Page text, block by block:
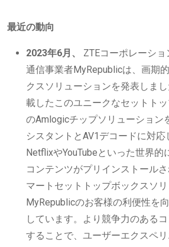
最近の動向
2023年6月、
ZTEコーポレーシ
通信事業者MyRepublicは、画期
クスソリューションを発表しま
載したこのユニークなセットト
のAmlogicチップソリューション
シスタントとAV1デコードに対応
NetflixやYouTubeといった世界的
コンテンツがプリインストール
マートセットトップボックスソリ
MyRepublicのお客様の利便性を
しています。より競争力のある
することで、ユーザーエクスペ